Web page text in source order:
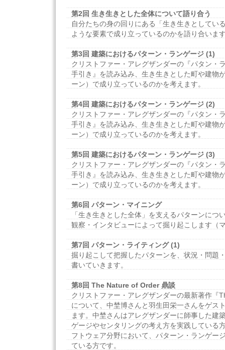
第2回 生き生きとした全体について語り合う
自分たちの身の回りにある「生き生きとしてい
ような要素で成り立っているのかを語り合いま
第3回 建築におけるパターン・ランゲージ (1)
クリストファー・アレグザンダーの『パタン・
手引き』を読み込み、生き生きとした町や建物
ーン）で成り立っているのかを考えます。
第4回 建築におけるパターン・ランゲージ (2)
クリストファー・アレグザンダーの『パタン・
手引き』を読み込み、生き生きとした町や建物
ーン）で成り立っているのかを考えます。
第5回 建築におけるパターン・ランゲージ (3)
クリストファー・アレグザンダーの『パタン・
手引き』を読み込み、生き生きとした町や建物
ーン）で成り立っているのかを考えます。
第6回 パターン・マイニング
「生き生きとした全体」を支えるパターンにつ
観察・インタビューによって掘り起こします（
第7回 パターン・ライティング (1)
掘り起こして把握したパターンを、状況・問題
書いていきます。
第8回 The Nature of Order 鼎談
クリストファー・アレグザンダーの最新著作『
について、中埜博さんと羽生田栄一さんをゲス
ます。中埜さんはアレグザンダーに師事した建
ゲージやセンタリングの考え方を実践している
フトウェア分野において、パターン・ランゲー
ている方です。